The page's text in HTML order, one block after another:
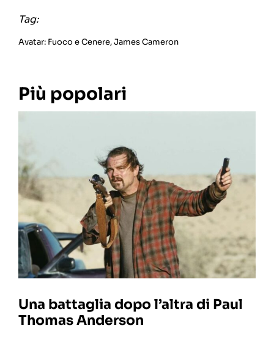
Tag:
Avatar: Fuoco e Cenere,James Cameron
Più popolari
Una battaglia dopo l’altra di Paul
Thomas Anderson